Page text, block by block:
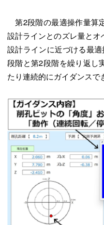
第2段階の最適操作量算
設計ラインとのズレ量とオ
設計ラインに近づける最
段階と第2段階を繰り返し
たり連続的にガイダンスで